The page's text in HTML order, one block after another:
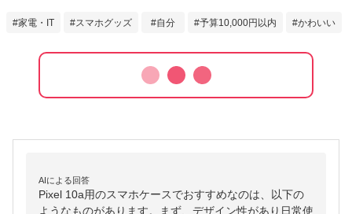
家電・IT スマホグッズ 自分 予算10,000円以内 かわいい
AIによる回答
Pixel 10a用のスマホケースでおすすめなのは、以下の
ようなものがあります。まず、デザイン性があり日常使